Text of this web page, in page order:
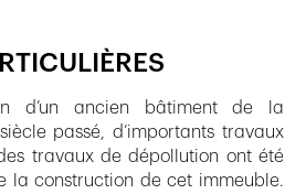
d’un ancien bâtiment de la
passé, d’importants travaux
travaux de dépollution ont été
la construction de cet immeuble.